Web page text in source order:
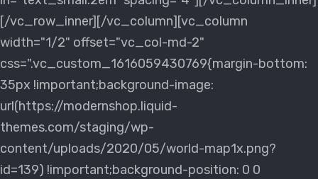
[/vc_row_inner][/vc_column][vc_column
width="1/2" offset="vc_col-md-2"
css=".vc_custom_1616059430769{margin-bottom:
35px !important;background-image:
url(https://modernshop.liquid-
themes.com/staging/wp-
content/uploads/2020/05/world-map1x.png?
id=139) !important;background-position: 0 0